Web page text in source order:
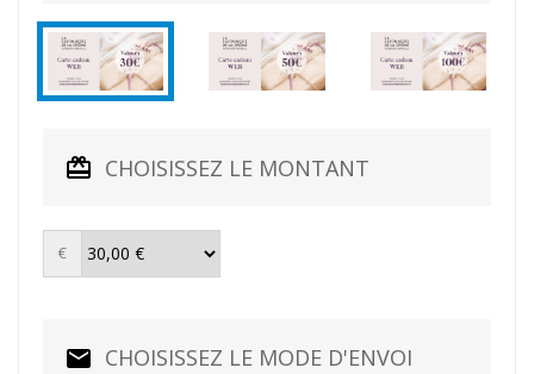
CHOISISSEZ LE MONTANT
€
CHOISISSEZ LE MODE D'ENVOI